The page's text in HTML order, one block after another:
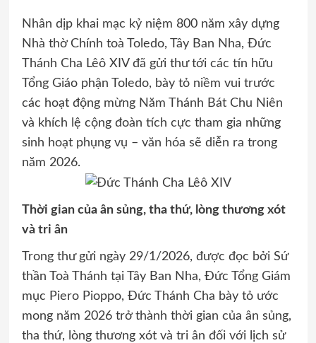
Nhân dịp khai mạc kỷ niệm 800 năm xây dựng
Nhà thờ Chính toà Toledo, Tây Ban Nha, Đức
Thánh Cha Lêô XIV đã gửi thư tới các tín hữu
Tổng Giáo phận Toledo, bày tỏ niềm vui trước
các hoạt động mừng Năm Thánh Bát Chu Niên
và khích lệ cộng đoàn tích cực tham gia những
sinh hoạt phụng vụ – văn hóa sẽ diễn ra trong
năm 2026.
Thời gian của ân sủng, tha thứ, lòng thương xót
và tri ân
Trong thư gửi ngày 29/1/2026, được đọc bởi Sứ
thần Toà Thánh tại Tây Ban Nha, Đức Tổng Giám
mục Piero Pioppo, Đức Thánh Cha bày tỏ ước
mong năm 2026 trở thành thời gian của ân sủng,
tha thứ, lòng thương xót và tri ân đối với lịch sử